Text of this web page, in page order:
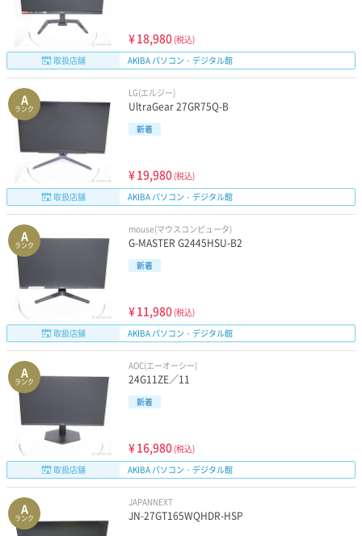
¥18,980 (税込)
取扱店舗
AKIBA パソコン・デジタル館
A
ランク
LG(エルジー)
UltraGear 27GR75Q-B
新着
¥19,980 (税込)
取扱店舗
AKIBA パソコン・デジタル館
A
ランク
mouse(マウスコンピュータ)
G-MASTER G2445HSU-B2
新着
¥11,980 (税込)
取扱店舗
AKIBA パソコン・デジタル館
A
ランク
AOC(エーオーシー)
24G11ZE／11
新着
¥16,980 (税込)
取扱店舗
AKIBA パソコン・デジタル館
A
ランク
JAPANNEXT
JN-27GT165WQHDR-HSP